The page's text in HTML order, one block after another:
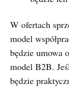
W ofertach
model
będzie umowa
model B2B.
będzie